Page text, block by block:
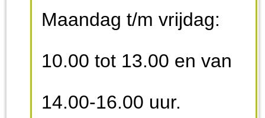
Maandag t/m vrijdag:
10.00 tot 13.00 en van
14.00-16.00 uur.